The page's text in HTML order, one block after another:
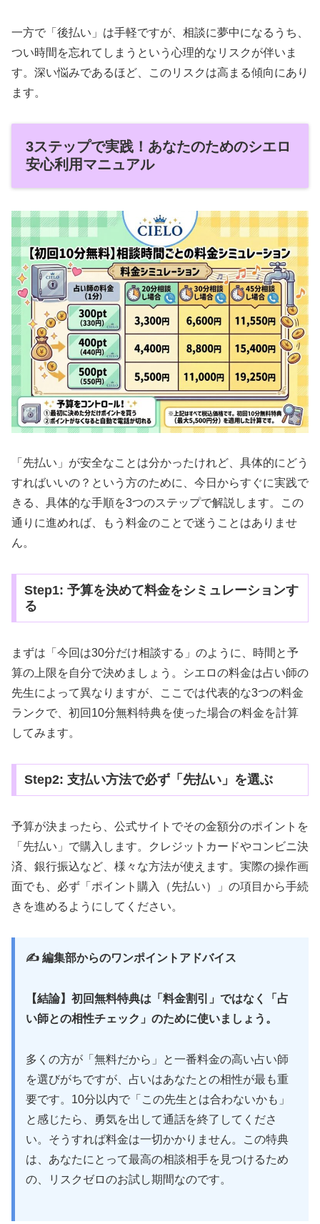
一方で「後払い」は手軽ですが、相談に夢中になるうち、
つい時間を忘れてしまうという心理的なリスクが伴いま
す。深い悩みであるほど、このリスクは高まる傾向にあり
ます。
3ステップで実践！あなたのためのシエロ
安心利用マニュアル
「先払い」が安全なことは分かったけれど、具体的にどう
すればいいの？という方のために、今日からすぐに実践で
きる、具体的な手順を3つのステップで解説します。この
通りに進めれば、もう料金のことで迷うことはありませ
ん。
Step1: 予算を決めて料金をシミュレーションす
る
まずは「今回は30分だけ相談する」のように、時間と予
算の上限を自分で決めましょう。シエロの料金は占い師の
先生によって異なりますが、ここでは代表的な3つの料金
ランクで、初回10分無料特典を使った場合の料金を計算
してみます。
Step2: 支払い方法で必ず「先払い」を選ぶ
予算が決まったら、公式サイトでその金額分のポイントを
「先払い」で購入します。クレジットカードやコンビニ決
済、銀行振込など、様々な方法が使えます。実際の操作画
面でも、必ず「ポイント購入（先払い）」の項目から手続
きを進めるようにしてください。
✍️ 編集部からのワンポイントアドバイス
【結論】初回無料特典は「料金割引」ではなく「占
い師との相性チェック」のために使いましょう。
多くの方が「無料だから」と一番料金の高い占い師
を選びがちですが、占いはあなたとの相性が最も重
要です。10分以内で「この先生とは合わないかも」
と感じたら、勇気を出して通話を終了してくださ
い。そうすれば料金は一切かかりません。この特典
は、あなたにとって最高の相談相手を見つけるため
の、リスクゼロのお試し期間なのです。